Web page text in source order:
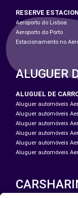
RESERVE
Aeroporto do Lisboa
Aeroporto do Porto
Estacionamento no
ALUGUER
ALUGUEL DE
Aluguer automóveis
Aluguer automóveis
Aluguer automóveis
Aluguer automóveis
Aluguer automóveis
Aluguer automóveis